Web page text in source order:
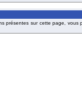
présentes sur cette page, vous